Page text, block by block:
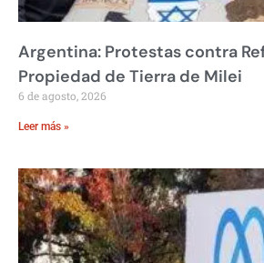
Argentina: Protestas contra
Propiedad de Tierra de Milei
6 de agosto, 2026
Leer más »